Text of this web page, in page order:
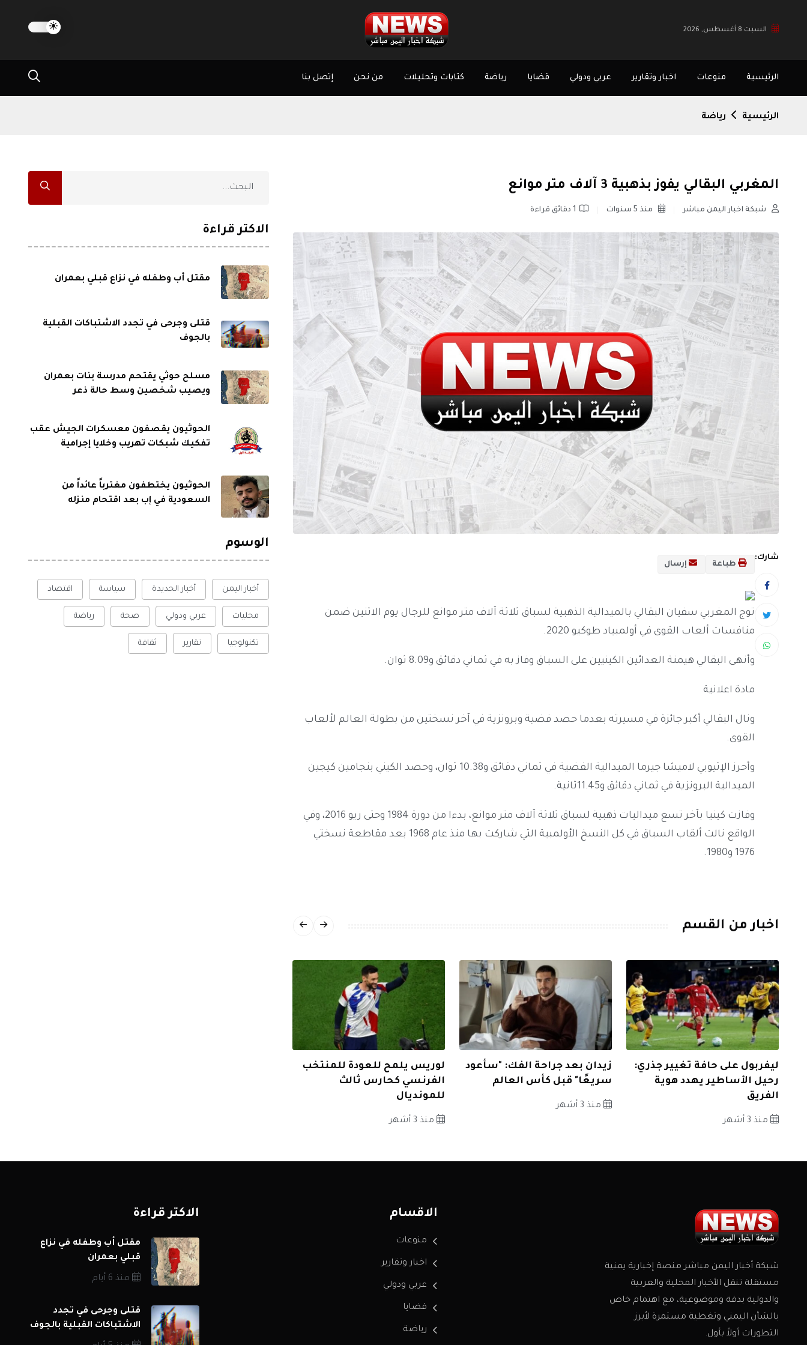
السبت 8 أغسطس, 2026
الرئيسية منوعات اخبار وتقارير عربي ودولي قضايا رياضة كتابات وتحليلات من نحن إتصل بنا
الرئيسية رياضة
المغربي البقالي يفوز بذهبية 3 آلاف متر موانع
شبكة اخبار اليمن مباشر منذ 5 سنوات 1 دقائق قراءة
شارك:
طباعة إرسال
توج المغربي سفيان البقالي بالميدالية الذهبية لسباق ثلاثة آلاف متر موانع للرجال يوم الاثنين ضمن
منافسات ألعاب القوى في أولمبياد طوكيو 2020.
وأنهى البقالي هيمنة العدائين الكينيين على السباق وفاز به في ثماني دقائق و8.09 ثوان.
مادة اعلانية
ونال البقالي أكبر جائزة في مسيرته بعدما حصد فضية وبرونزية في آخر نسختين من بطولة العالم لألعاب
القوى.
وأحرز الإثيوبي لاميشا جيرما الميدالية الفضية في ثماني دقائق و10.38 ثوان، وحصد الكيني بنجامين كيجين
الميدالية البرونزية في ثماني دقائق و11.45ثانية.
وفازت كينيا بآخر تسع ميداليات ذهبية لسباق ثلاثة آلاف متر موانع، بدءا من دورة 1984 وحتى ريو 2016، وفي
الواقع نالت ألقاب السباق في كل النسخ الأولمبية التي شاركت بها منذ عام 1968 بعد مقاطعة نسختي
1976 و1980.
اخبار من القسم
ليفربول على حافة تغيير جذري:
رحيل الأساطير يهدد هوية
الفريق
منذ 3 أشهر
زيدان بعد جراحة الفك: "سأعود
سريعًا" قبل كأس العالم
منذ 3 أشهر
لوريس يلمح للعودة للمنتخب
الفرنسي كحارس ثالث
للمونديال
منذ 3 أشهر
الاكثر قراءة
مقتل أب وطفله في نزاع قبلي بعمران
قتلى وجرحى في تجدد الاشتباكات القبلية
بالجوف
مسلح حوثي يقتحم مدرسة بنات بعمران
ويصيب شخصين وسط حالة ذعر
الحوثيون يقصفون معسكرات الجيش عقب
تفكيك شبكات تهريب وخلايا إجرامية
الحوثيون يختطفون مغترباً عائداً من
السعودية في إب بعد اقتحام منزله
الوسوم
أخبار اليمن أخبار الحديدة سياسة اقتصاد
محليات عربي ودولي صحة رياضة
تكنولوجيا تقارير ثقافة
شبكة أخبار اليمن مباشر منصة إخبارية يمنية
مستقلة تنقل الأخبار المحلية والعربية
والدولية بدقة وموضوعية، مع اهتمام خاص
بالشأن اليمني وتغطية مستمرة لأبرز
التطورات أولاً بأول.
الاقسام
منوعات
اخبار وتقارير
عربي ودولي
قضايا
رياضة
الاكثر قراءة
مقتل أب وطفله في نزاع
قبلي بعمران
منذ 6 أيام
قتلى وجرحى في تجدد
الاشتباكات القبلية بالجوف